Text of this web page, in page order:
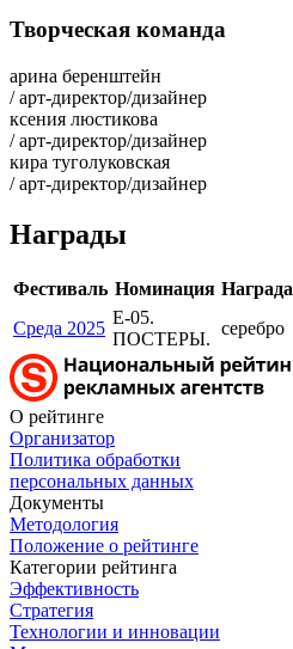
Творческая команда
арина беренштейн
/ арт-директор/дизайнер
ксения люстикова
/ арт-директор/дизайнер
кира туголуковская
/ арт-директор/дизайнер
Награды
Фестиваль Номинация Награда
Среда 2025
Е-05.
ПОСТЕРЫ.
серебро
О рейтинге
Организатор
Политика обработки
персональных данных
Документы
Методология
Положение о рейтинге
Категории рейтинга
Эффективность
Стратегия
Технологии и инновации